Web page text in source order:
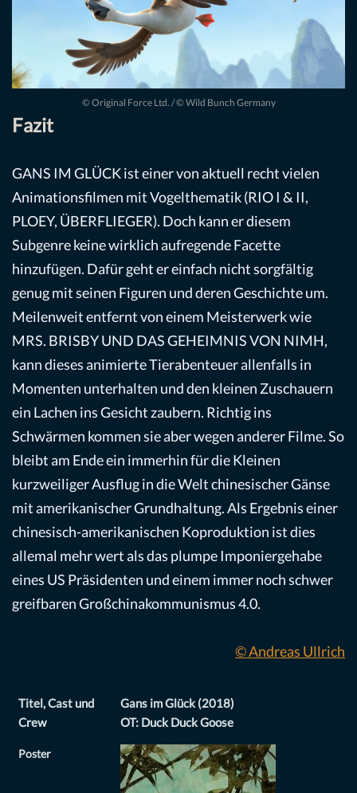
© Original Force Ltd. / © Wild Bunch Germany
Fazit
GANS IM GLÜCK ist einer von aktuell recht vielen
Animationsfilmen mit Vogelthematik (RIO I & II,
PLOEY, ÜBERFLIEGER). Doch kann er diesem
Subgenre keine wirklich aufregende Facette
hinzufügen. Dafür geht er einfach nicht sorgfältig
genug mit seinen Figuren und deren Geschichte um.
Meilenweit entfernt von einem Meisterwerk wie
MRS. BRISBY UND DAS GEHEIMNIS VON NIMH,
kann dieses animierte Tierabenteuer allenfalls in
Momenten unterhalten und den kleinen Zuschauern
ein Lachen ins Gesicht zaubern. Richtig ins
Schwärmen kommen sie aber wegen anderer Filme. So
bleibt am Ende ein immerhin für die Kleinen
kurzweiliger Ausflug in die Welt chinesischer Gänse
mit amerikanischer Grundhaltung. Als Ergebnis einer
chinesisch-amerikanischen Koproduktion ist dies
allemal mehr wert als das plumpe Imponiergehabe
eines US Präsidenten und einem immer noch schwer
greifbaren Großchinakommunismus 4.0.
© Andreas Ullrich
Titel, Cast und
Crew
Gans im Glück (2018)
OT: Duck Duck Goose
Poster